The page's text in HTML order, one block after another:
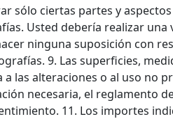
sólo ciertas partes y
Usted debería realizar
ninguna suposición con
9. Las superficies,
las alteraciones o al uso no
necesaria, el reglamento
11. Los importes